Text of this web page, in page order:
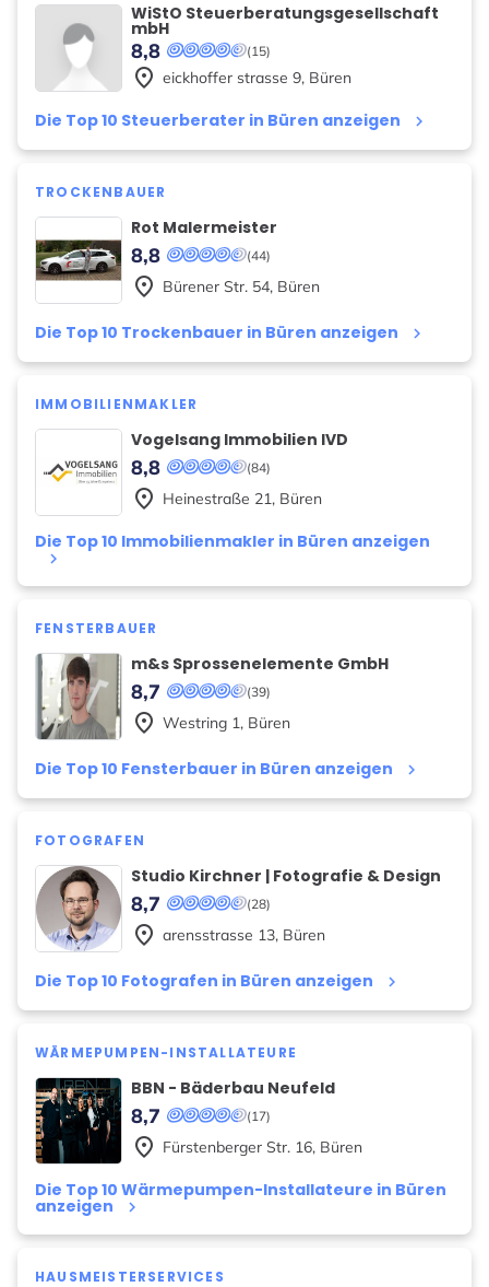
WiStO Steuerberatungsgesellschaft
mbH
(15)
8,8
Die Top 10 Steuerberater in Büren anzeigen keyboard_arrow_right
place eickhoffer strasse 9, Büren
TROCKENBAUER
Rot Malermeister
(44)
8,8
Die Top 10 Trockenbauer in Büren anzeigen keyboard_arrow_right
place Bürener Str. 54, Büren
IMMOBILIENMAKLER
Vogelsang Immobilien IVD
(84)
8,8
Die Top 10 Immobilienmakler in Büren anzeigen
keyboard_arrow_right
place Heinestraße 21, Büren
FENSTERBAUER
m&s Sprossenelemente GmbH
(39)
8,7
Die Top 10 Fensterbauer in Büren anzeigen keyboard_arrow_right
place Westring 1, Büren
FOTOGRAFEN
Studio Kirchner | Fotografie & Design
(28)
8,7
Die Top 10 Fotografen in Büren anzeigen keyboard_arrow_right
place arensstrasse 13, Büren
WÄRMEPUMPEN-INSTALLATEURE
BBN - Bäderbau Neufeld
(17)
8,7
Die Top 10 Wärmepumpen-Installateure in Büren
anzeigen keyboard_arrow_right
place Fürstenberger Str. 16, Büren
HAUSMEISTERSERVICES